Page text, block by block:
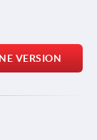
VERSION